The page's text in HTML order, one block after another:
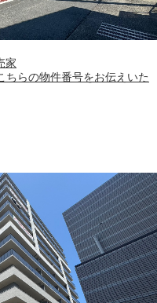
家
ちらの物件番号をお伝えいた